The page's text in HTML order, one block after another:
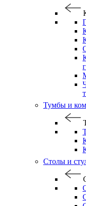
Тумбы и
Столы и